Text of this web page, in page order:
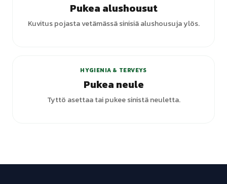
Pukea alushousut
Kuvitus pojasta vetämässä sinisiä alushousuja ylös.
HYGIENIA & TERVEYS
Pukea neule
Tyttö asettaa tai pukee sinistä neuletta.